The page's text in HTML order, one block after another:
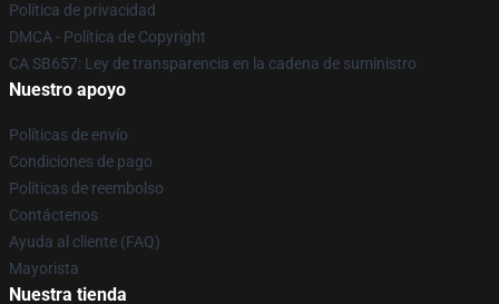
Política de privacidad
DMCA - Política de Copyright
CA SB657: Ley de transparencia en la cadena de suministro
Nuestro apoyo
Políticas de envío
Condiciones de pago
Políticas de reembolso
Contáctenos
Ayuda al cliente (FAQ)
Mayorista
Nuestra tienda